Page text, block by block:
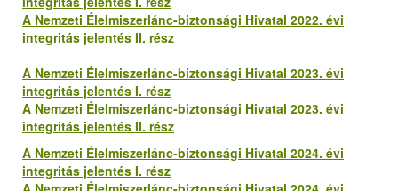
A Nemzeti Élelmiszerlánc-biztonsági Hivatal 2022. évi
integritás jelentés II. rész
A Nemzeti Élelmiszerlánc-biztonsági Hivatal 2023. évi
integritás jelentés I. rész
A Nemzeti Élelmiszerlánc-biztonsági Hivatal 2023. évi
integritás jelentés II. rész
A Nemzeti Élelmiszerlánc-biztonsági Hivatal 2024. évi
integritás jelentés I. rész